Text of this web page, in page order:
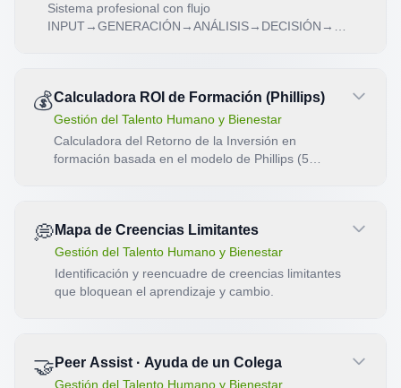
Sistema profesional con flujo
💰Calculadora ROI de Formación (Phillips)
Gestión del Talento Humano y Bienestar
Calculadora del Retorno de la Inversión en
formación basada en el modelo de Phillips (5
💭 Mapa de Creencias Limitantes
Gestión del Talento Humano y Bienestar
Identificación y reencuadre de creencias limitantes
que bloquean el aprendizaje y cambio.
🤝 Peer Assist · Ayuda de un Colega
Gestión del Talento Humano y Bienestar